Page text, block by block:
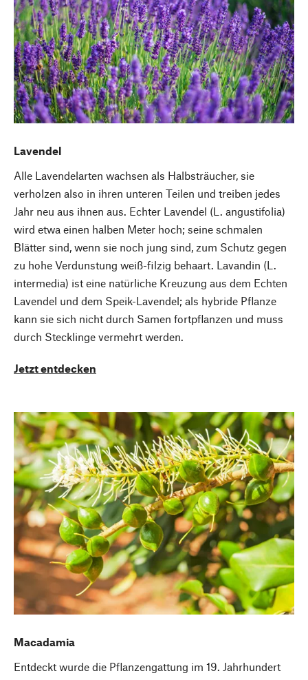
Lavendel
Alle Lavendelarten wachsen als Halbsträucher, sie
verholzen also in ihren unteren Teilen und treiben jedes
Jahr neu aus ihnen aus. Echter Lavendel (L. angustifolia)
wird etwa einen halben Meter hoch; seine schmalen
Blätter sind, wenn sie noch jung sind, zum Schutz gegen
zu hohe Verdunstung weiß-filzig behaart. Lavandin (L.
intermedia) ist eine natürliche Kreuzung aus dem Echten
Lavendel und dem Speik-Lavendel; als hybride Pflanze
kann sie sich nicht durch Samen fortpflanzen und muss
durch Stecklinge vermehrt werden.
Jetzt entdecken
Macadamia
Entdeckt wurde die Pflanzengattung im 19. Jahrhundert